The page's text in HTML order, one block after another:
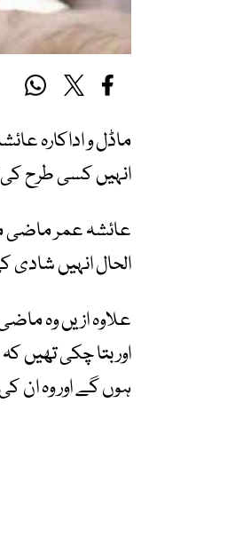
ماڈل و اداکارہ
انہیں کسی طرح کی
عائشہ عمر ماضی
الحال انہیں
علاوہ ازیں وہ
اور بتا چکی تھیں
ہوں گے اور وہ ان